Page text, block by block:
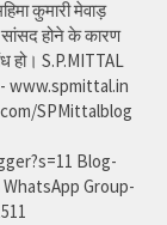
कुमारी मेवाड़
होने के कारण
हो। S.P.MITTAL
www.spmittal.in
SPMittalblog
Blog-
Group-